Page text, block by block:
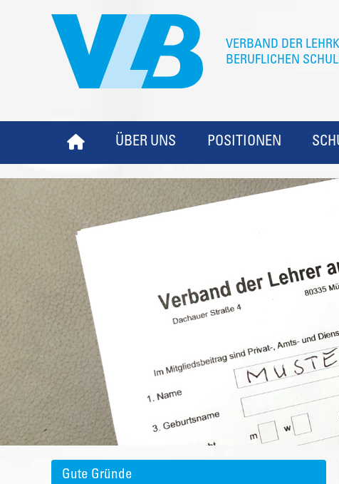
ÜBER UNS POSITIONEN
Gute Gründe